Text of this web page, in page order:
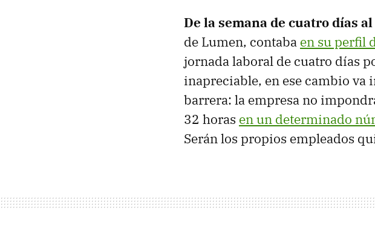
De la semana de cuatro días
de Lumen, contaba en su perfil
jornada laboral de cuatro días
inapreciable, en ese cambio
barrera: la empresa no
32 horas en un determinado
Serán los propios empleados